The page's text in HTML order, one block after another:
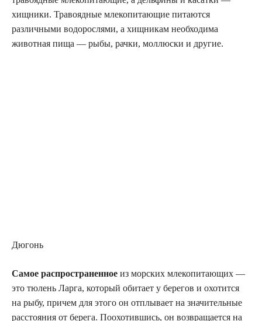
хищники. Травоядные млекопитающие питаются
различными водорослями, а хищникам необходима
животная пища — рыбы, рачки, моллюски и другие.
Дюгонь
Самое распространенное из морских млекопитающих —
это тюлень Ларга, который обитает у берегов и охотится
на рыбу, причем для этого он отплывает на значительные
расстояния от берега. Поохотившись, он возвращается на